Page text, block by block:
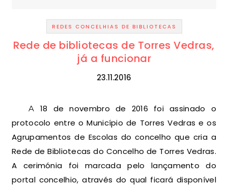
REDES CONCELHIAS DE BIBLIOTECAS
Rede de bibliotecas de Torres Vedras,
já a funcionar
23.11.2016
A 18 de novembro de 2016 foi assinado o
protocolo entre o Município de Torres Vedras e os
Agrupamentos de Escolas do concelho que cria a
Rede de Bibliotecas do Concelho de Torres Vedras.
A cerimónia foi marcada pelo lançamento do
portal concelhio, através do qual ficará disponível